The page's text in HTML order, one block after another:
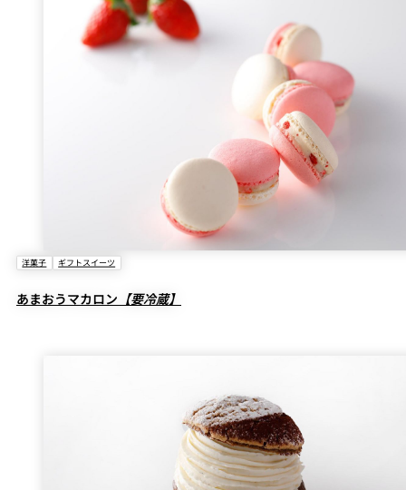
洋菓子 ギフトスイーツ
あまおうマカロン 【要冷蔵】